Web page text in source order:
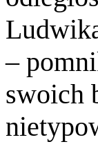
–
swoich